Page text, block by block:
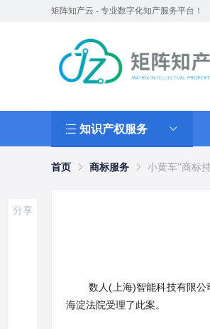
矩阵知产云 - 专业数字化知产服务平台！
知识产权服务
首页 商标服务 小黄车”商标
数人(上海)智能科技有限公
海淀法院受理了此案。
分享